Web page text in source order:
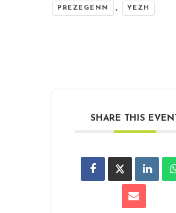
PREZEGENN , YEZH
SHARE THIS EVENT